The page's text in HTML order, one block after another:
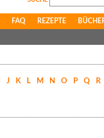
FAQ REZEPTE
J K L M N O P Q R